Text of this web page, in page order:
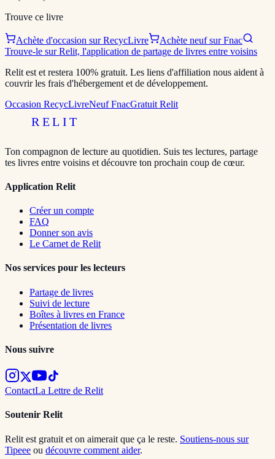
Trouve ce livre
Achète d'occasion sur RecycLivre
Achète neuf sur Fnac
Trouve-le sur Relit, l'application de partage de livres entre voisins
Relit est et restera 100% gratuit. Les liens d'affiliation nous aident à
couvrir les frais d'hébergement et de développement.
Occasion RecycLivreNeuf FnacGratuit Relit
RELIT
Ton compagnon de lecture au quotidien. Suis tes lectures, partage
tes livres entre voisins et découvre ton prochain coup de cœur.
Application Relit
Créer un compte
FAQ
Donner son avis
Le Carnet de Relit
Nos services pour les lecteurs
Partage de livres
Suivi de lecture
Boîtes à livres en France
Présentation de livres
Nous suivre
ContactLa Lettre de Relit
Soutenir Relit
Relit est gratuit et on aimerait que ça le reste. Soutiens-nous sur
Tipeee ou découvre comment aider.